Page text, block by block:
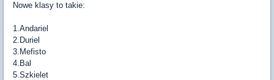
Nowe klasy to takie:
1.Andariel
2.Duriel
3.Mefisto
4.Bal
5.Szkielet